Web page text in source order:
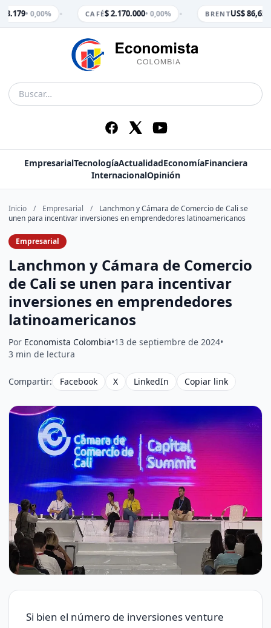
3.179• 0,00% CAFÉ$ 2.170.000• 0,00% BRENT US$ 86,65•
EmpresarialTecnologíaActualidadEconomíaFinanciera
InternacionalOpinión
Inicio / Empresarial /
Lanchmon y Cámara de Comercio de Cali se
unen para incentivar inversiones en emprendedores latinoamericanos
Empresarial
Lanchmon y Cámara de Comercio
de Cali se unen para incentivar
inversiones en emprendedores
latinoamericanos
Por Economista Colombia•13 de septiembre de 2024•
3 min de lectura
Compartir: Facebook X LinkedIn Copiar link
Si bien el número de inversiones venture